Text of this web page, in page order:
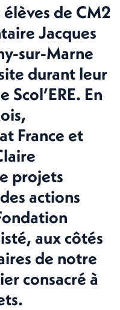
de CM2
Jacques
sur-Marne
durant leur
En
France et
projets
actions
aux côtés
de notre
consacré à